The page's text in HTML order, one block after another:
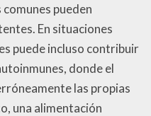
pueden
En situaciones
puede incluso contribuir
donde el
las propias
una alimentación